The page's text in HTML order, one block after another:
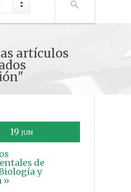
artículos
19 JUN
de
y
»